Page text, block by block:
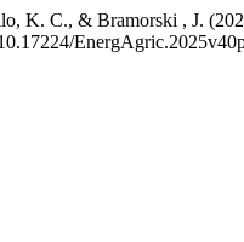
K. C., & Bramorski , J.